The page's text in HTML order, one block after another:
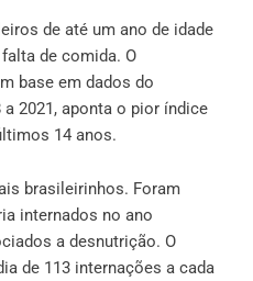
de até um ano de idade
de comida. O
base em dados do
2021, aponta o pior índice
14 anos.
brasileirinhos. Foram
internados no ano
a desnutrição. O
de 113 internações a cada